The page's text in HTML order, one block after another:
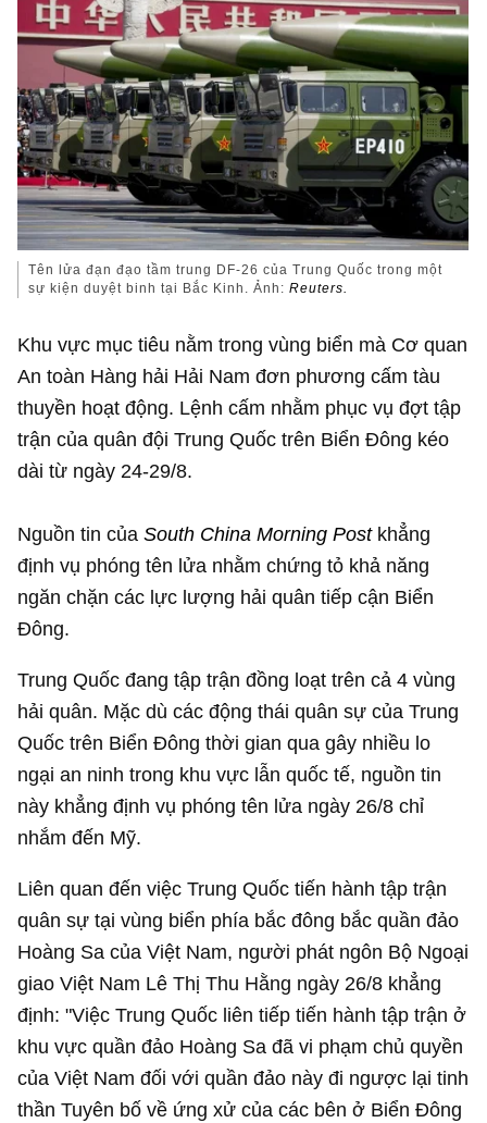
Tên lửa đạn đạo tầm trung DF-26 của Trung Quốc trong một
sự kiện duyệt binh tại Bắc Kinh. Ảnh:Reuters.
Khu vực mục tiêu nằm trong vùng biển mà Cơ quan
An toàn Hàng hải Hải Nam đơn phương cấm tàu
thuyền hoạt động. Lệnh cấm nhằm phục vụ đợt tập
trận của quân đội Trung Quốc trên Biển Đông kéo
dài từ ngày 24-29/8.
Nguồn tin củaSouth China Morning Postkhẳng
định vụ phóng tên lửa nhằm chứng tỏ khả năng
ngăn chặn các lực lượng hải quân tiếp cận Biển
Đông.
Trung Quốc đang tập trận đồng loạt trên cả 4 vùng
hải quân. Mặc dù các động thái quân sự của Trung
Quốc trên Biển Đông thời gian qua gây nhiều lo
ngại an ninh trong khu vực lẫn quốc tế, nguồn tin
này khẳng định vụ phóng tên lửa ngày 26/8 chỉ
nhắm đến Mỹ.
Liên quan đến việc Trung Quốc tiến hành tập trận
quân sự tại vùng biển phía bắc đông bắc quần đảo
Hoàng Sa của Việt Nam, người phát ngôn Bộ Ngoại
giao Việt Nam Lê Thị Thu Hằng ngày 26/8 khẳng
định: "Việc Trung Quốc liên tiếp tiến hành tập trận ở
khu vực quần đảo Hoàng Sa đã vi phạm chủ quyền
của Việt Nam đối với quần đảo này đi ngược lại tinh
thần Tuyên bố về ứng xử của các bên ở Biển Đông